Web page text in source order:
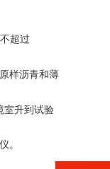
超过
原样沥青和薄
室升到试验
。